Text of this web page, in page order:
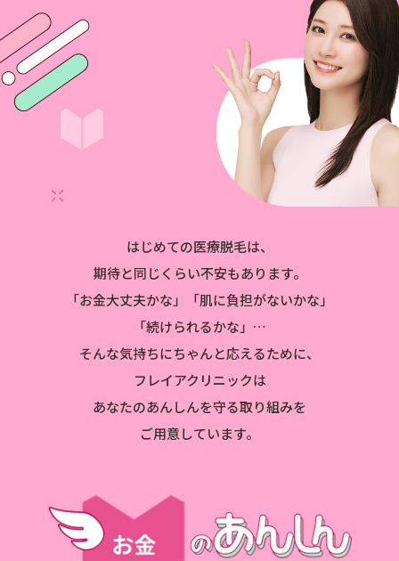
はじめての医療脱毛は、
期待と同じくらい不安もあります。
「お金大丈夫かな」「肌に負担がないかな」
「続けられるかな」…
そんな気持ちにちゃんと応えるために、
フレイアクリニックは
あなたのあんしんを守る取り組みを
ご用意しています。